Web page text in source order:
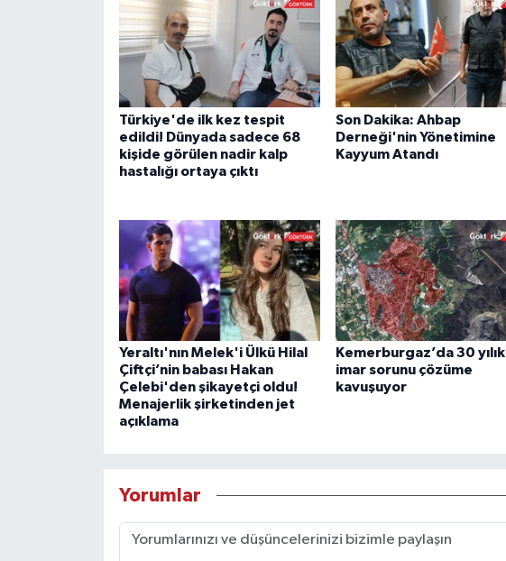
Türkiye'de ilk kez tespit
edildi! Dünyada sadece 68
kişide görülen nadir kalp
hastalığı ortaya çıktı
Son Dakika: Ahbap
Derneği'nin Yönetimine
Kayyum Atandı
Yeraltı'nın Melek'i Ülkü Hilal
Çiftçi’nin babası Hakan
Çelebi'den şikayetçi oldu!
Menajerlik şirketinden jet
açıklama
Kemerburgaz’da 30 yılık
imar sorunu çözüme
kavuşuyor
Yorumlar